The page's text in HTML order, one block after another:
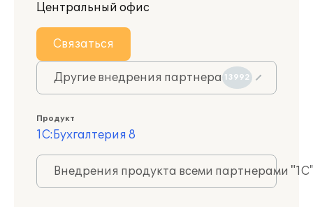
Центральный офис
Связаться
Другие внедрения партнера 13992
Продукт
1С:Бухгалтерия 8
Внедрения продукта всеми партнерами